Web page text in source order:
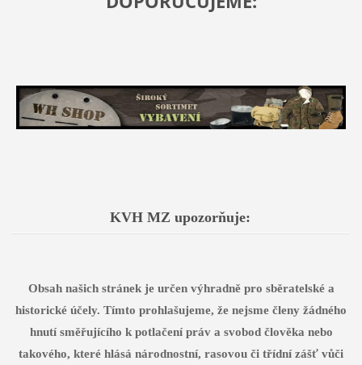
KVH MZ upozorňuje:
Obsah našich stránek je určen výhradně pro sběratelské a
historické účely. Tímto prohlašujeme, že nejsme členy žádného
hnutí směřujícího k potlačení práv a svobod člověka nebo
takového, které hlásá národnostní, rasovou či třídní zášť vůči